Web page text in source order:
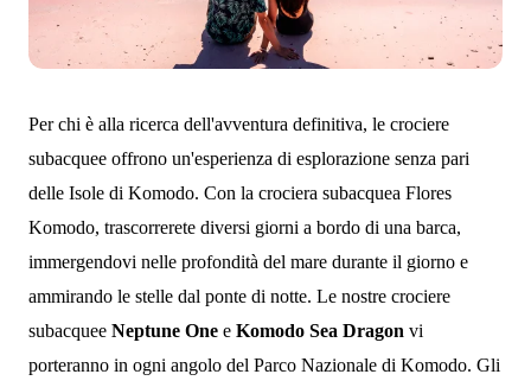
Per chi è alla ricerca dell'avventura definitiva, le crociere
subacquee offrono un'esperienza di esplorazione senza pari
delle Isole di Komodo. Con la crociera subacquea Flores
Komodo, trascorrerete diversi giorni a bordo di una barca,
immergendovi nelle profondità del mare durante il giorno e
ammirando le stelle dal ponte di notte. Le nostre crociere
subacquee Neptune One e Komodo Sea Dragon vi
porteranno in ogni angolo del Parco Nazionale di Komodo. Gli